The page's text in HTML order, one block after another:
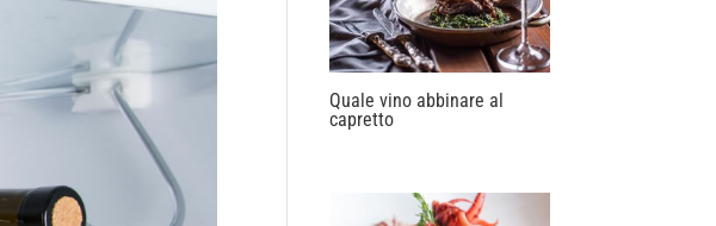
Quale vino abbinare al
capretto